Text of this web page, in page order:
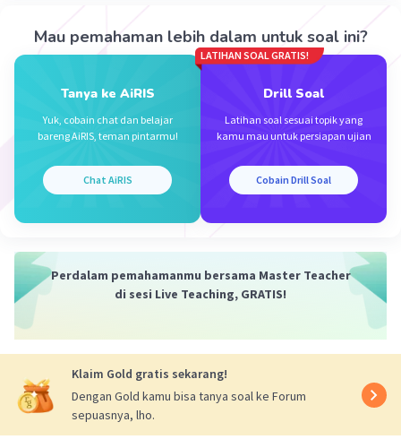
Suku pertama adalah barisan pertama, yaitu 32 siswa.
Maka, pernyataan yang tepat adalah d. dan e.
Semoga membantu.
Beri Rating·0.0(0) Balas
Jn A Level 7
10 Desember 2023 08:24
dapat 9 barisan dari mana?
Iklan
Mau pemahaman lebih dalam untuk soal ini?
Tanya ke AiRIS
Yuk, cobain chat dan belajar
bareng AiRIS, teman pintarmu!
Chat AiRIS
LATIHAN SOAL GRATIS!
Drill Soal
Latihan soal sesuai topik yang
kamu mau untuk persiapan ujian
Cobain Drill Soal
Perdalam pemahamanmu bersama Master Teacher
di sesi Live Teaching, GRATIS!
Klaim Gold gratis sekarang!
Dengan Gold kamu bisa tanya soal ke Forum
sepuasnya, lho.